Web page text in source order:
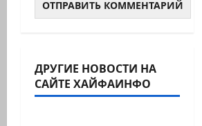
ДРУГИЕ НОВОСТИ НА
САЙТЕ ХАЙФАИНФО
Израиль сегодня
Марк Котлярский Телеграмм Канал